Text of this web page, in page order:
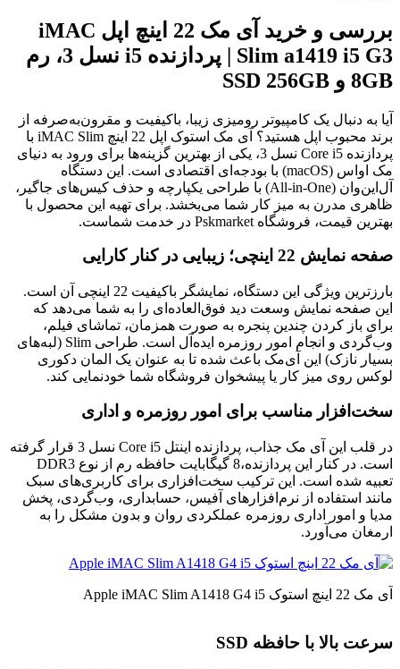
بررسی و خرید آی مک 22 اینچ اپل iMAC
Slim a1419 i5 G3 | پردازنده i5 نسل 3، رم
8GB و SSD 256GB
آیا به دنبال یک کامپیوتر رومیزی زیبا، باکیفیت و مقرون‌به‌صرفه از
برند محبوب اپل هستید؟ آی مک استوک اپل 22 اینچ iMAC Slim با
پردازنده Core i5 نسل 3، یکی از بهترین گزینه‌ها برای ورود به دنیای
مک اواس (macOS) با بودجه‌ای اقتصادی است. این دستگاه
آل‌این‌وان (All-in-One) با طراحی یکپارچه و حذف کیس‌های جاگیر،
ظاهری مدرن به میز کار شما می‌بخشد. برای تهیه این محصول با
بهترین قیمت، فروشگاه Pskmarket در خدمت شماست.
صفحه نمایش 22 اینچی؛ زیبایی در کنار کارایی
بارزترین ویژگی این دستگاه، نمایشگر باکیفیت 22 اینچی آن است.
این صفحه نمایش وسعت دید فوق‌العاده‌ای را به شما می‌دهد که
برای باز کردن چندین پنجره به صورت همزمان، تماشای فیلم،
وب‌گردی و انجام امور روزمره ایده‌آل است. طراحی Slim (لبه‌های
بسیار نازک) این آی‌مک باعث شده تا به عنوان یک المان دکوری
لوکس روی میز کار یا پیشخوان فروشگاه شما خودنمایی کند.
سخت‌افزار مناسب برای امور روزمره و اداری
در قلب این آی مک جذاب، پردازنده اینتل Core i5 نسل 3 قرار گرفته
است. در کنار این پردازنده،8 گیگابایت حافظه رم از نوع DDR3
تعبیه شده است. این ترکیب سخت‌افزاری برای کاربری‌های سبک
مانند استفاده از نرم‌افزارهای آفیس، حسابداری، وب‌گردی، پخش
مدیا و امور اداری روزمره عملکردی روان و بدون مشکل را به
ارمغان می‌آورد.
آی مک 22 اینچ استوک Apple iMAC Slim A1418 G4 i5
سرعت بالا با حافظه SSD